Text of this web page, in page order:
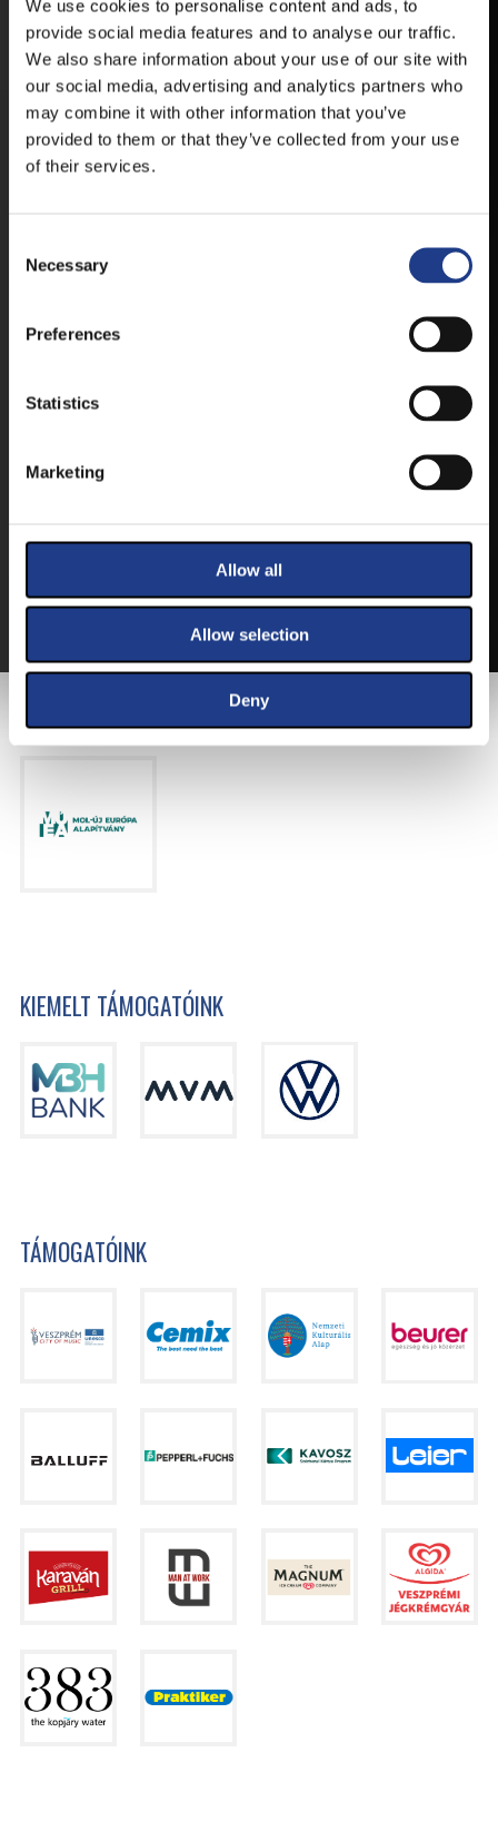
We use cookies to personalise content and ads, to
provide social media features and to analyse our traffic.
We also share information about your use of our site with
our social media, advertising and analytics partners who
may combine it with other information that you’ve
provided to them or that they’ve collected from your use
of their services.
Necessary
Preferences
Statistics
Marketing
Allow all
Allow selection
Deny
JEGYEK
ONLINE!
VÁLTSA MEG JEGYÉT ONLINE, BANKKÁRTYÁS
FIZETÉSSEL!
A JEGYVÁSÁRLÁSI INFORMÁCIÓKAT ITT TALÁLJA.
HELYSZÍNVÁLTOZÁSRÓL.
ELÉRHETŐ ANDROID ÉS IOS RENDSZEREKRE AZ
ISMERT HELYEKEN, VAGY IDE KATTINTVA :
ANDROID
FŐTÁMOGATÓNK
KIEMELT TÁMOGATÓINK
TÁMOGATÓINK